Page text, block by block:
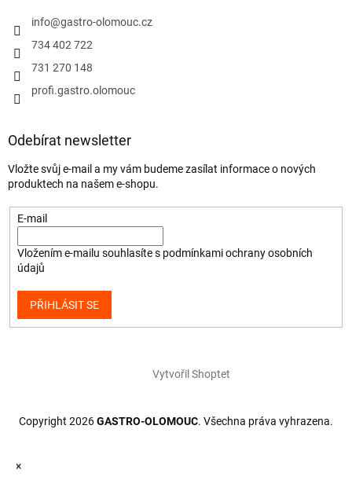
info@gastro-olomouc.cz
734 402 722
731 270 148
profi.gastro.olomouc
Odebírat newsletter
Vložte svůj e-mail a my vám budeme zasílat informace o nových
produktech na našem e-shopu.
E-mail
Vložením e-mailu souhlasíte s podmínkami ochrany osobních
údajů
PŘIHLÁSIT SE
Vytvořil Shoptet
Copyright 2026GASTRO-OLOMOUC. Všechna práva vyhrazena.
×